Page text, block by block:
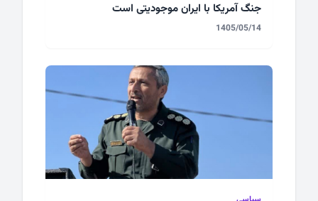
جنگ آمریکا با ایران موجودیتی است
1405/05/14